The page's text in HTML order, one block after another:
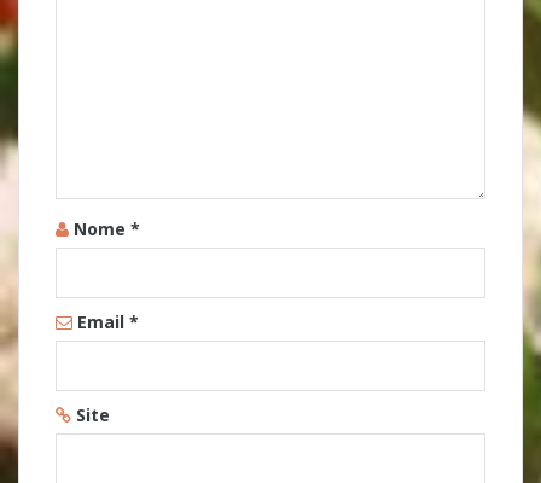
Nome *
Email *
Site